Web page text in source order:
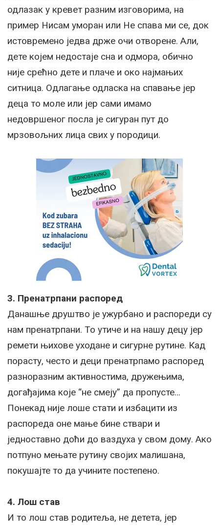
одлазак у кревет разним изговорима, на
пример Нисам уморан или Не спава ми се, док
истовремено једва држе очи отворене. Али,
дете којем недостаје сна и одмора, обично
није срећно дете и плаче и око најмањих
ситница. Одлагање одласка на спавање јер
деца то моле или јер сами имамо
недовршеног посла је сигуран пут до
мрзовољних лица свих у породици.
3. Пренатрпани распоред
Данашње друштво је ужурбано и распореди су
нам пренатрпани. То утиче и на нашу децу јер
ремети њихове уходане и сигурне рутине. Кад
порасту, често и деци пренатрпамо распоред
разноразним активностима, дружењима,
догађајима које “не смеју” да пропусте…
Понекад није лоше стати и избацити из
распореда оне мање бине ствари и
једноставно доћи до ваздуха у свом дому. Ако
потпуно мењате рутину својих малишана,
покушајте то да учините постепено.
4. Лош став
И то лош став родитеља, не детета, јер